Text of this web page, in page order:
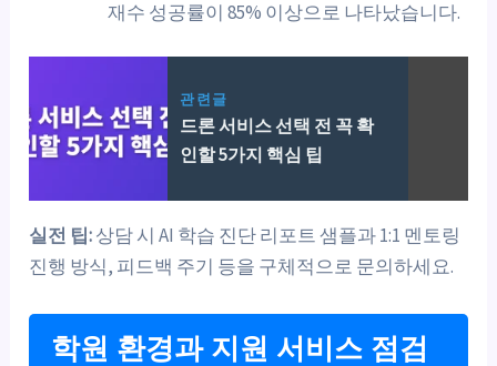
재수 성공률이 85% 이상으로 나타났습니다.
관련글
드론 서비스 선택 전 꼭 확
인할 5가지 핵심 팁
실전 팁:상담 시 AI 학습 진단 리포트 샘플과 1:1 멘토링
진행 방식, 피드백 주기 등을 구체적으로 문의하세요.
학원 환경과 지원 서비스 점검